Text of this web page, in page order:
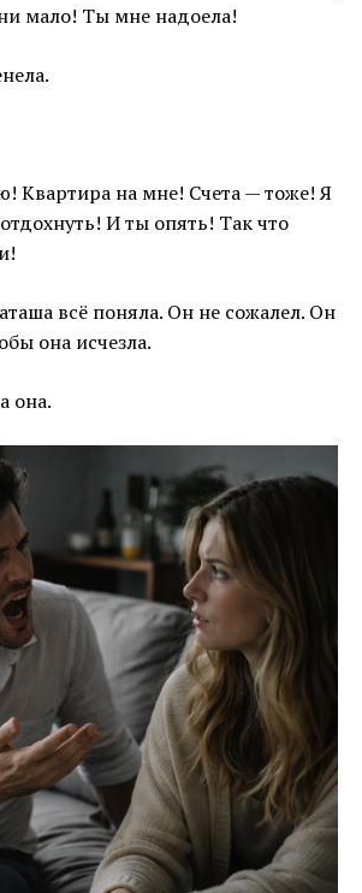
мало! Ты мне надоела!
Квартира на мне! Счета — тоже! Я
И ты опять! Так что
всё поняла. Он не сожалел. Он
она исчезла.
она.